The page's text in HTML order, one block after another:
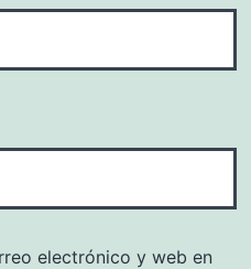
electrónico y web en